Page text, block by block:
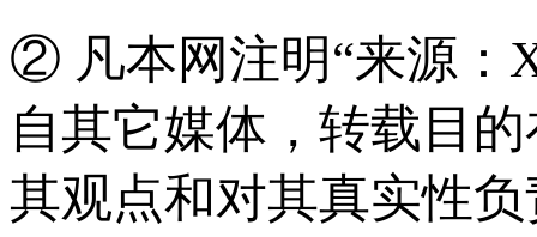
② 凡本网注明“来源：
自其它媒体，转载目
其观点和对其真实性